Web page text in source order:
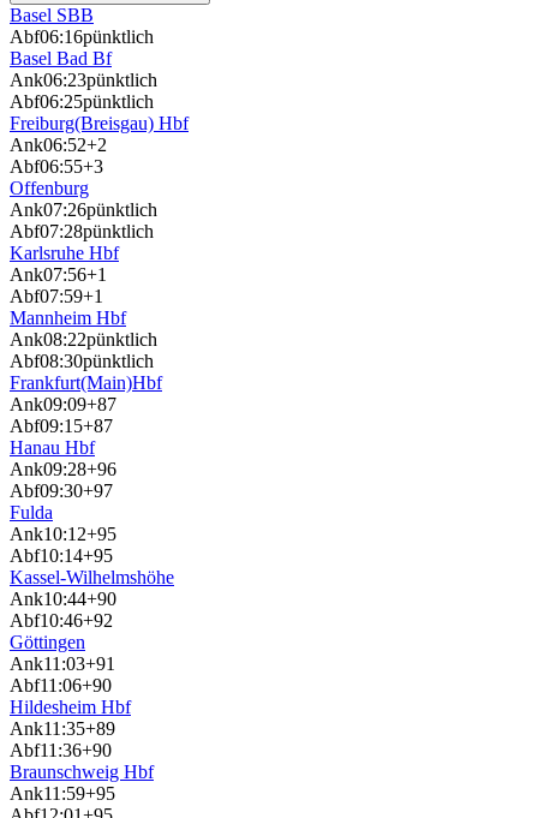
Basel SBB
Abf06:16pünktlich
Basel Bad Bf
Ank06:23pünktlich
Abf06:25pünktlich
Freiburg(Breisgau) Hbf
Ank06:52+2
Abf06:55+3
Offenburg
Ank07:26pünktlich
Abf07:28pünktlich
Karlsruhe Hbf
Ank07:56+1
Abf07:59+1
Mannheim Hbf
Ank08:22pünktlich
Abf08:30pünktlich
Frankfurt(Main)Hbf
Ank09:09+87
Abf09:15+87
Hanau Hbf
Ank09:28+96
Abf09:30+97
Fulda
Ank10:12+95
Abf10:14+95
Kassel-Wilhelmshöhe
Ank10:44+90
Abf10:46+92
Göttingen
Ank11:03+91
Abf11:06+90
Hildesheim Hbf
Ank11:35+89
Abf11:36+90
Braunschweig Hbf
Ank11:59+95